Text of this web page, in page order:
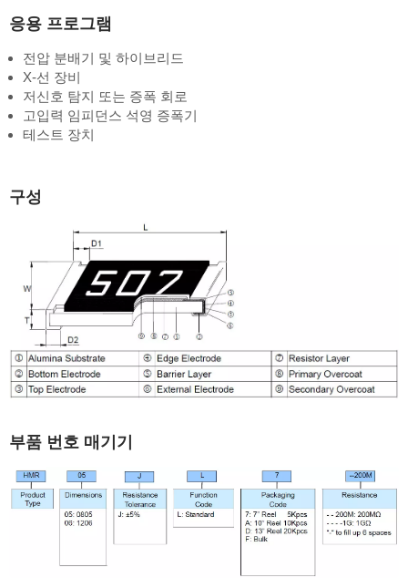
응용 프로그램
전압 분배기 및 하이브리드
X-선 장비
저신호 탐지 또는 증폭 회로
고입력 임피던스 석영 증폭기
테스트 장치
구성
부품 번호 매기기